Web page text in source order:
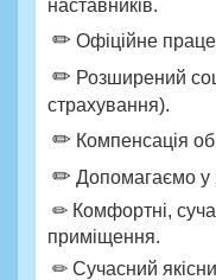
наставників.
✏ Офіційне
✏ Розширений
страхування).
✏ Компенсація
✏ Допомагаємо у
✏ Комфортні,
приміщення.
✏ Сучасний